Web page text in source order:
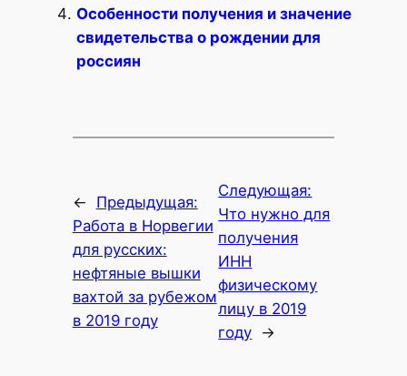
Особенности получения и значение
свидетельства о рождении для
россиян
←
Предыдущая:
Работа в Норвегии
для русских:
нефтяные вышки
вахтой за рубежом
в 2019 году
Следующая:
Что нужно для
получения
ИНН
физическому
лицу в 2019
году →